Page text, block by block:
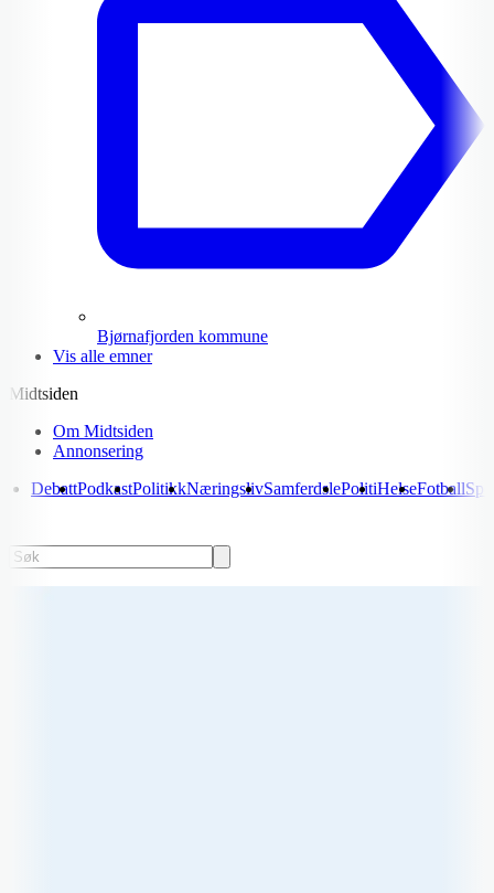
Bjørnafjorden kommune
Vis alle emner
Midtsiden
Om Midtsiden
Annonsering
DebattPodkastPolitikkNæringslivSamferdslePolitiHelseFotball